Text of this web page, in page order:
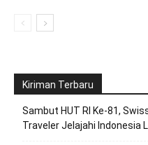
Kiriman Terbaru
Sambut HUT RI Ke-81,
Traveler Jelajahi Indonesia